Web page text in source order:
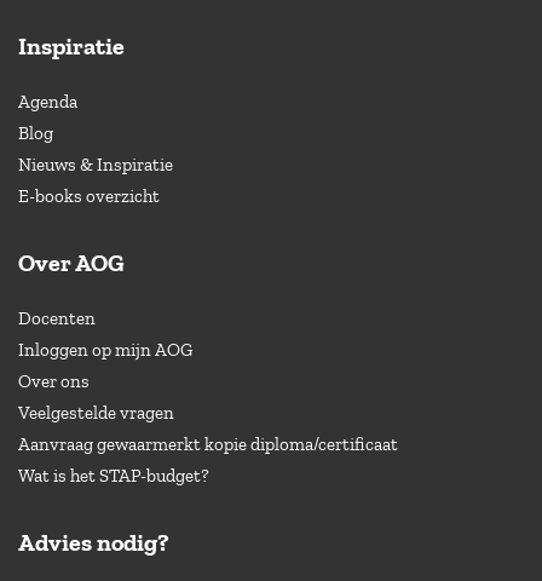
Inspiratie
Agenda
Blog
Nieuws & Inspiratie
E-books overzicht
Over AOG
Docenten
Inloggen op mijn AOG
Over ons
Veelgestelde vragen
Aanvraag gewaarmerkt kopie diploma/certificaat
Wat is het STAP-budget?
Advies nodig?